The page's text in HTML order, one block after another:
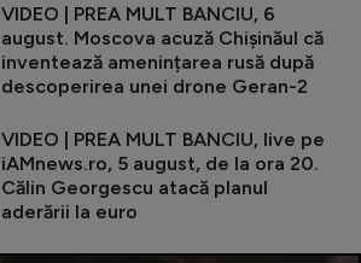
VIDEO | PREA MULT BANCIU, 6
august. Moscova acuză Chișinăul că
inventează amenințarea rusă după
descoperirea unei drone Geran-2
VIDEO | PREA MULT BANCIU, live pe
iAMnews.ro, 5 august, de la ora 20.
Călin Georgescu atacă planul
aderării la euro